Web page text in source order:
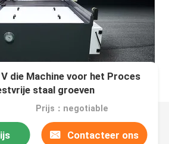
die Machine voor het Proces
staal groeven
Prijs：negotiable
Contacteer ons